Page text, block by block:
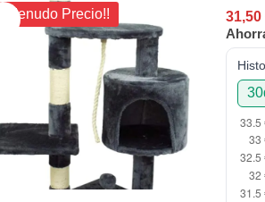
¡¡ Menudo Precio!! 31,50